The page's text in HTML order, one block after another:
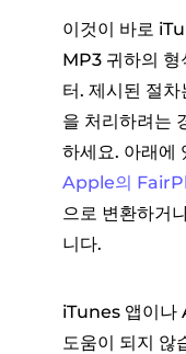
이것이 바로
MP3 귀하의
터. 제시된 절
을 처리하려는
하세요. 아래에
Apple의
으로 변환하거
니다.
iTunes 앱이나
도움이 되지 않